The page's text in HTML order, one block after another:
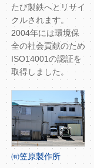
たび製鉄へとリサイ
クルされます。
2004年には環境保
全の社会貢献のため
ISO14001の認証を
取得しました。
㈲笠原製作所